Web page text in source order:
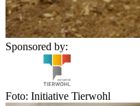
Sponsored by:
Foto: Initiative Tierwohl